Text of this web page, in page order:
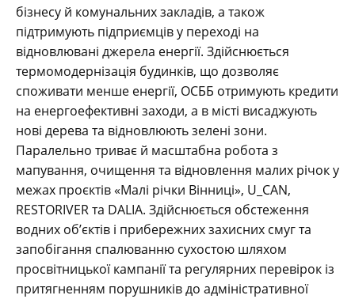
бізнесу й комунальних закладів, а також
підтримують підприємців у переході на
відновлювані джерела енергії. Здійснюється
термомодернізація будинків, що дозволяє
споживати менше енергії, ОСББ отримують кредити
на енергоефективні заходи, а в місті висаджують
нові дерева та відновлюють зелені зони.
Паралельно триває й масштабна робота з
мапування, очищення та відновлення малих річок у
межах проєктів «Малі річки Вінниці», U_CAN,
RESTORIVER та DALIA. Здійснюється обстеження
водних об’єктів і прибережних захисних смуг та
запобігання спалюванню сухостою шляхом
просвітницької кампанії та регулярних перевірок із
притягненням порушників до адміністративної